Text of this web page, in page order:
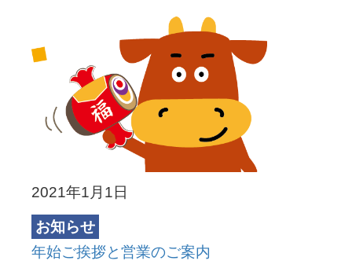
2021年1月1日
お知らせ
年始ご挨拶と営業のご案内